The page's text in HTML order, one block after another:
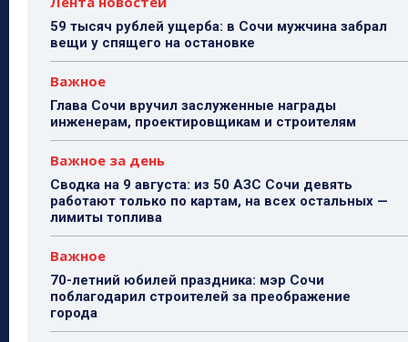
59 тысяч рублей ущерба: в Сочи мужчина забрал
вещи у спящего на остановке
Важное
Глава Сочи вручил заслуженные награды
инженерам, проектировщикам и строителям
Важное за день
Сводка на 9 августа: из 50 АЗС Сочи девять
работают только по картам, на всех остальных —
лимиты топлива
Важное
70-летний юбилей праздника: мэр Сочи
поблагодарил строителей за преображение
города